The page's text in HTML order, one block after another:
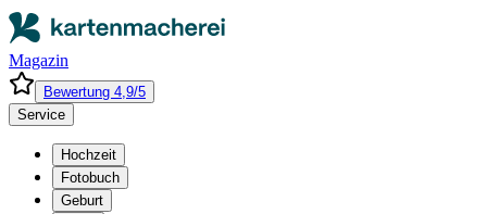
Magazin
Bewertung 4,9/5
Service
Hochzeit
Fotobuch
Geburt